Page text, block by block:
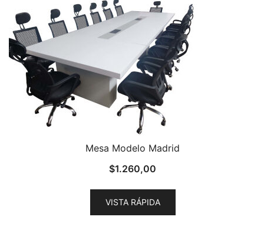
Mesa Modelo Madrid
$1.260,00
VISTA RÁPIDA